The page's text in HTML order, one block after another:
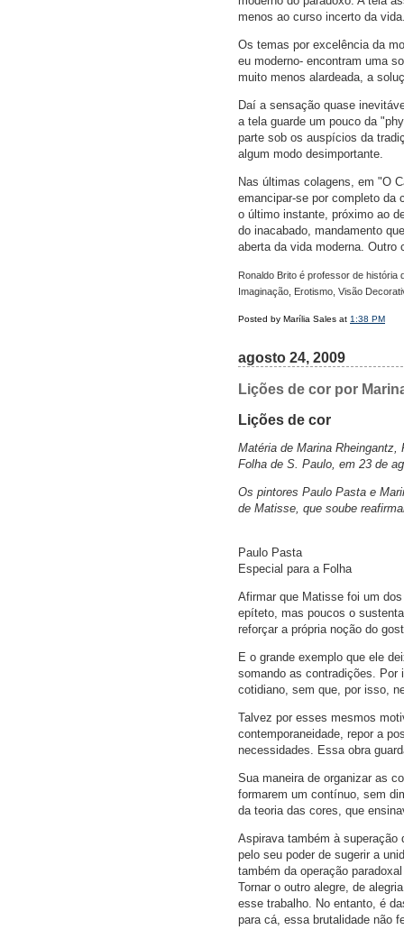
menos ao curso incerto da
Os temas por excelência da
eu moderno- encontram uma
muito menos alardeada, a
Daí a sensação quase
a tela guarde um pouco da
parte sob os auspícios da
algum modo desimportante.
Nas últimas colagens, em "O
emancipar-se por completo da
o último instante, próximo ao
do inacabado, mandamento
aberta da vida moderna. Outro
Ronaldo Brito é professor de
Imaginação, Erotismo, Visão
Posted by Marília Sales at 1:38 PM
agosto 24, 2009
Lições de cor por
Lições de cor
Matéria de Marina
Folha de S. Paulo, em 23 de
Os pintores Paulo Pasta e
de Matisse, que soube
Paulo Pasta
Especial para a Folha
Afirmar que Matisse foi um
epíteto, mas poucos o
reforçar a própria noção do
E o grande exemplo que ele
somando as contradições. Por
cotidiano, sem que, por isso,
Talvez por esses mesmos
contemporaneidade, repor a
necessidades. Essa obra
Sua maneira de organizar as
formarem um contínuo, sem
da teoria das cores, que
Aspirava também à
pelo seu poder de sugerir a
também da operação
Tornar o outro alegre, de
esse trabalho. No entanto, é
para cá, essa brutalidade não